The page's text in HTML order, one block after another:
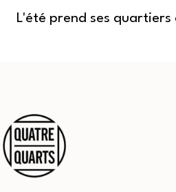
L'été prend ses
contenu